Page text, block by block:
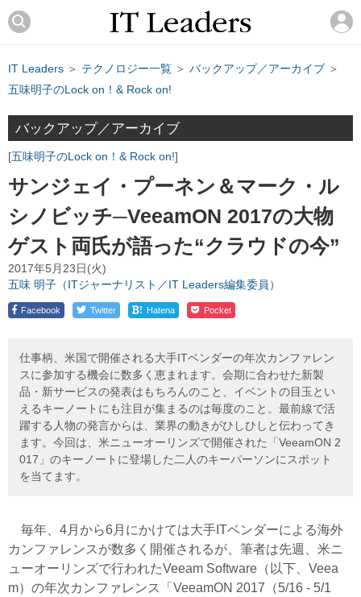
IT Leaders ＞ テクノロジー一覧 ＞ バックアップ／アーカイブ ＞
五味明子のLock on！& Rock on!
バックアップ／アーカイブ
五味明子のLock on！& Rock on!
サンジェイ・プーネン＆マーク・ル
シノビッチ─VeeamON 2017の大物
ゲスト両氏が語った“クラウドの今”
2017年5月23日(火)
五味 明子（ITジャーナリスト／IT Leaders編集委員）
Facebook Twitter ! Hatena Pocket
仕事柄、米国で開催される大手ITベンダーの年次カンファレン
スに参加する機会に数多く恵まれます。会期に合わせた新製
品・新サービスの発表はもちろんのこと、イベントの目玉とい
えるキーノートにも注目が集まるのは毎度のこと。最前線で活
躍する人物の発言からは、業界の動きがひしひしと伝わってき
ます。今回は、米ニューオーリンズで開催された「VeeamON 2
017」のキーノートに登場した二人のキーパーソンにスポット
を当てます。
毎年、4月から6月にかけては大手ITベンダーによる海外
カンファレンスが数多く開催されるが、筆者は先週、米ニ
ューオーリンズで行われたVeeam Software（以下、Veea
m）の年次カンファレンス「VeeamON 2017（5/16 - 5/1